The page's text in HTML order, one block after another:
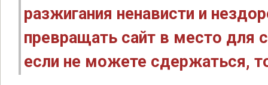
разжигания ненависти и
превращать сайт в место для
если не можете сдержаться,